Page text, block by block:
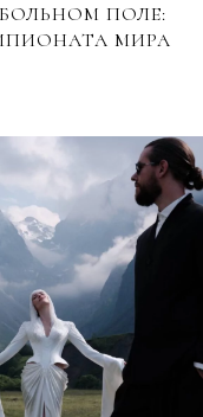
ПОЛЕ:
МИРА